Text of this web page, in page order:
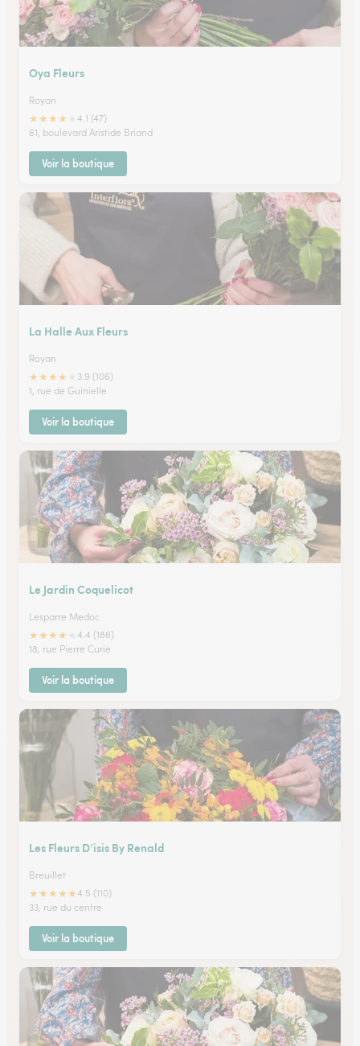
Oya Fleurs
Royan
★★★★
4.1 (47)
61, boulevard Aristide Briand
Voir la boutique
La Halle Aux Fleurs
Royan
★★★★
3.9 (106)
1, rue de Guinielle
Voir la boutique
Le Jardin Coquelicot
Lesparre Medoc
★★★★
4.4 (186)
18, rue Pierre Curie
Voir la boutique
Les Fleurs D’isis By Renald
Breuillet
★★★★★4.5 (110)
33, rue du centre
Voir la boutique